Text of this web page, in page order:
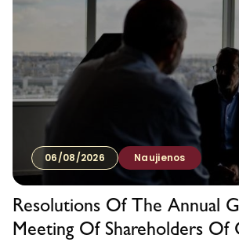
06/08/2026 Naujienos
Resolutions Of The Annual
Meeting Of Shareholders Of